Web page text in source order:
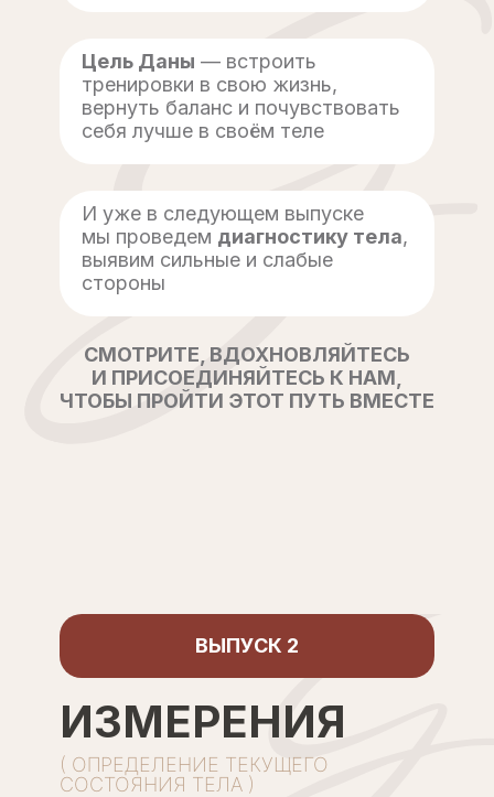
И уже в следующем выпуске
мы проведем диагностику тела,
выявим сильные и слабые
стороны
Цель Даны — встроить
тренировки в свою жизнь,
вернуть баланс и почувствовать
себя лучше в своём теле
СМОТРИТЕ, ВДОХНОВЛЯЙТЕСЬ
И ПРИСОЕДИНЯЙТЕСЬ К НАМ,
ЧТОБЫ ПРОЙТИ ЭТОТ ПУТЬ ВМЕСТЕ
ВЫПУСК 2
ИЗМЕРЕНИЯ
( ОПРЕДЕЛЕНИЕ ТЕКУЩЕГО
СОСТОЯНИЯ ТЕЛА )